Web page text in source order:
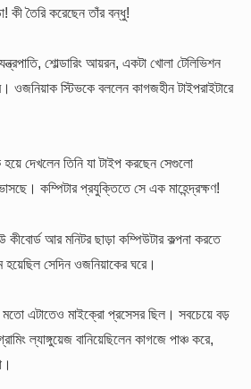
কী তৈরি করেছেন তাঁর বন্ধু!
শোল্ডারিং আয়রন, একটা খোলা টেলিভিশন
ওজনিয়াক স্টিভকে বললেন কাগজহীন টাইপরাইটারে
দেখলেন তিনি যা টাইপ করছেন সেগুলো
কম্পিটার প্রযুক্তিতে সে এক মাহেন্দ্রক্ষণ!
আর মনিটর ছাড়া কম্পিউটার কল্পনা করতে
হয়েছিল সেদিন ওজনিয়াকের ঘরে।
মতো এটাতেও মাইক্রো প্রসেসর ছিল। সবচেয়ে বড়
ল্যাঙ্গুয়েজ বানিয়েছিলেন কাগজে পাঞ্চ করে,